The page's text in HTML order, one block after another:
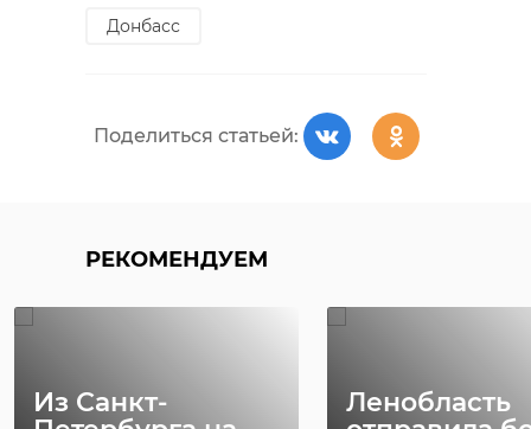
Донбасс
Поделиться статьей:
РЕКОМЕНДУЕМ
Из Санкт-
Ленобласть